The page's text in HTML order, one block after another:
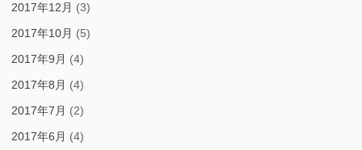
2017年12月 (3)
2017年10月 (5)
2017年9月 (4)
2017年8月 (4)
2017年7月 (2)
2017年6月 (4)